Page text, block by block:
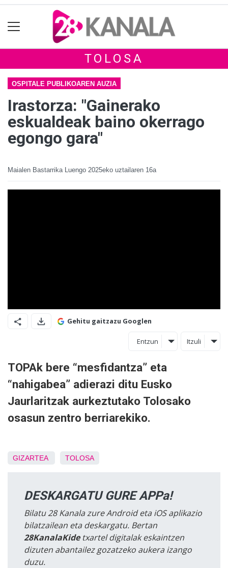
TOLOSA
OSPITALE PUBLIKOAREN AUZIA
Irastorza: "Gainerako
eskualdeak baino okerrago
egongo gara"
Maialen Bastarrika Luengo 2025eko uztailaren 16a
Gehitu gaitzazu Googlen
Entzun Itzuli
TOPAk bere “mesfidantza” eta
“nahigabea” adierazi ditu Eusko
Jaurlaritzak aurkeztutako Tolosako
osasun zentro berriarekiko.
GIZARTEA TOLOSA
DESKARGATU GURE APPa!
Bilatu 28 Kanala zure Android eta iOS aplikazio
bilatzailean eta deskargatu. Bertan
28KanalaKidetxartel digitalak eskaintzen
dizuten abantailez gozatzeko aukera izango
duzu.